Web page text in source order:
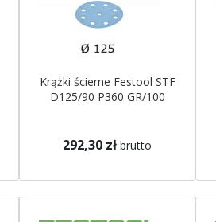
Krążki ścierne Festool STF
D125/90 P360 GR/100
292,30 zł brutto